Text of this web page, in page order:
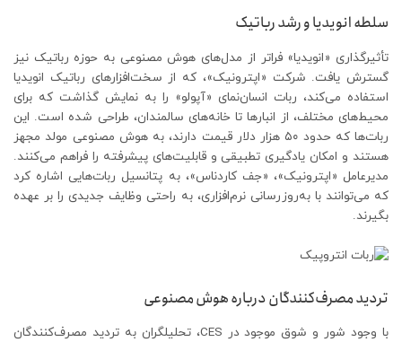
سلطه انویدیا و رشد رباتیک
تأثیرگذاری «انویدیا» فراتر از مدل‌های هوش مصنوعی به حوزه رباتیک نیز
گسترش یافت. شرکت «اپترونیک»، که از سخت‌افزارهای رباتیک انویدیا
استفاده می‌کند، ربات انسان‌نمای «آپولو» را به نمایش گذاشت که برای
محیط‌های مختلف، از انبارها تا خانه‌های سالمندان، طراحی شده است. این
ربات‌ها که حدود ۵۰ هزار دلار قیمت دارند، به هوش مصنوعی مولد مجهز
هستند و امکان یادگیری تطبیقی و قابلیت‌های پیشرفته را فراهم می‌کنند.
مدیرعامل «اپترونیک»، «جف کاردناس»، به پتانسیل ربات‌هایی اشاره کرد
که می‌توانند با به‌روزرسانی نرم‌افزاری، به راحتی وظایف جدیدی را بر عهده
بگیرند.
تردید مصرف‌کنندگان درباره هوش مصنوعی
با وجود شور و شوق موجود در CES، تحلیلگران به تردید مصرف‌کنندگان